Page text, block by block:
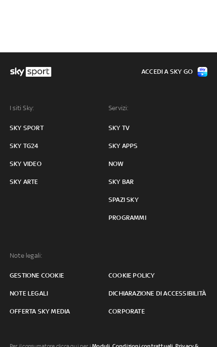
I siti Sky:
SKY SPORT
SKY TG24
SKY VIDEO
SKY ARTE
Servizi:
SKY TV
SKY APPS
NOW
SKY BAR
SPAZI SKY
PROGRAMMI
Note legali:
GESTIONE COOKIE COOKIE POLICY
NOTE LEGALI DICHIARAZIONE DI ACCESSIBILITÀ
OFFERTA SKY MEDIA CORPORATE
ACCEDI A SKY GO